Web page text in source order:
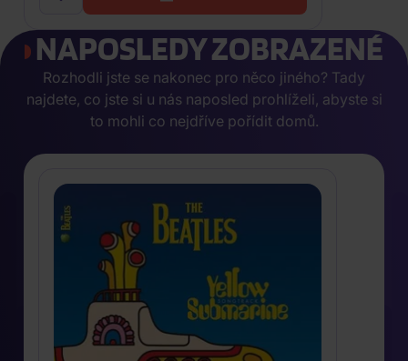
NAPOSLEDY ZOBRAZENÉ
Rozhodli jste se nakonec pro něco jiného? Tady
najdete, co jste si u nás naposled prohlíželi, abyste si
to mohli co nejdříve pořídit domů.